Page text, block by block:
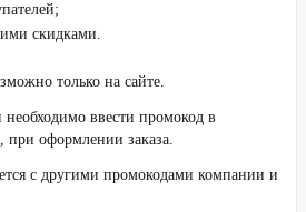
скидками.
только на сайте.
ввести промокод в
при оформлении заказа.
с другими промокодами компании и